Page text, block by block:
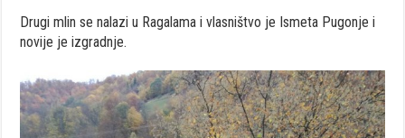
Drugi mlin se nalazi u Ragalama i vlasništvo je Ismeta Pugonje i
novije je izgradnje.